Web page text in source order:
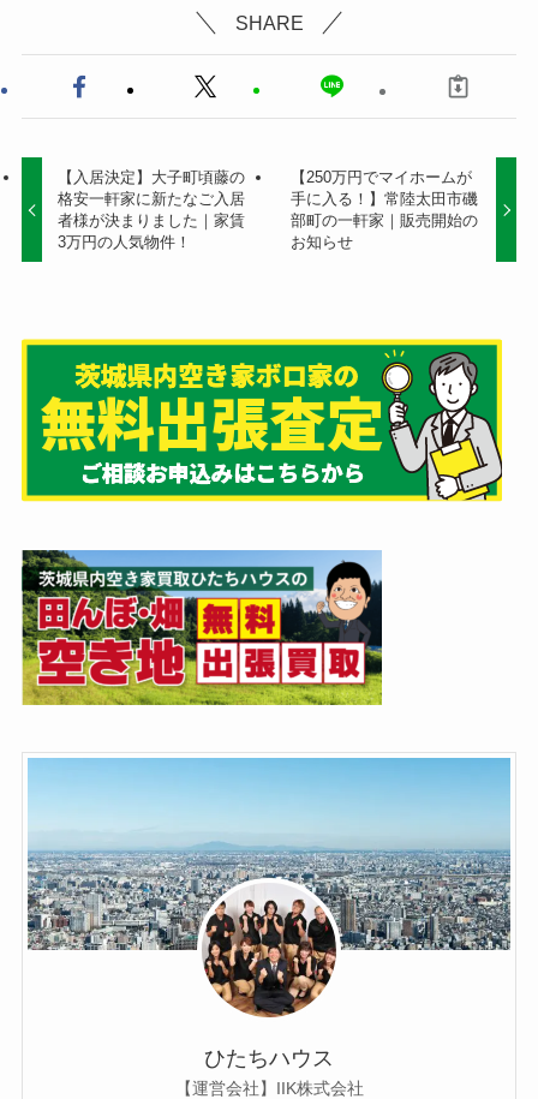
SHARE
【入居決定】大子町頃藤の
格安一軒家に新たなご入居
者様が決まりました｜家賃
3万円の人気物件！
【250万円でマイホームが
手に入る！】常陸太田市磯
部町の一軒家｜販売開始の
お知らせ
ひたちハウス
【運営会社】IIK株式会社